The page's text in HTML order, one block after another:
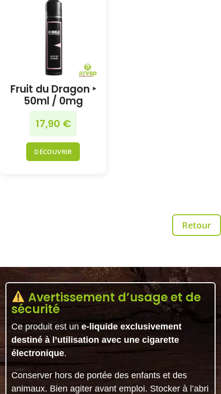
Fruit du Dragon ‣
50ml / 0mg
17,90 €
DÉCOUVRIR
Retour
Avertissement d’usage et de
sécurité
Ce produit est une-liquide exclusivement
destiné à l’utilisation avec une cigarette
électronique.
Conserver hors de portée des enfants et des
animaux. Bien agiter avant emploi. Stocker à l’abri